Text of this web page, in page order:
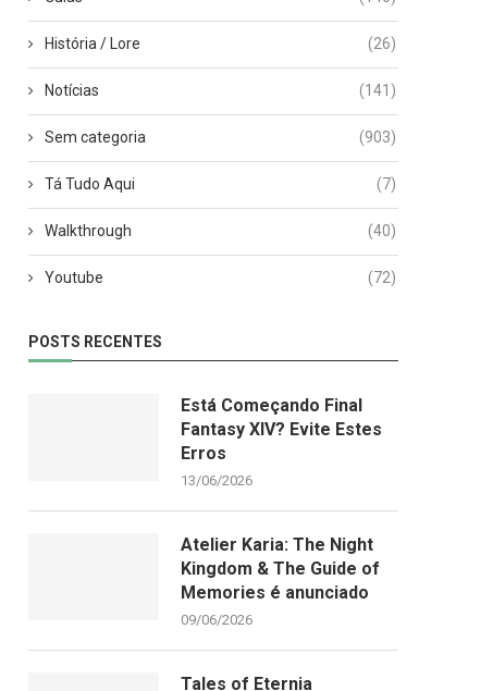
História / Lore (26)
Notícias (141)
Sem categoria (903)
Tá Tudo Aqui (7)
Walkthrough (40)
Youtube (72)
POSTS RECENTES
Está Começando Final
Fantasy XIV? Evite Estes
Erros
13/06/2026
Atelier Karia: The Night
Kingdom & The Guide of
Memories é anunciado
09/06/2026
Tales of Eternia